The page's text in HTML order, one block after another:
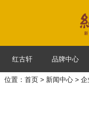
红古轩 品牌中心
位置： 首页> 新闻中心> 企